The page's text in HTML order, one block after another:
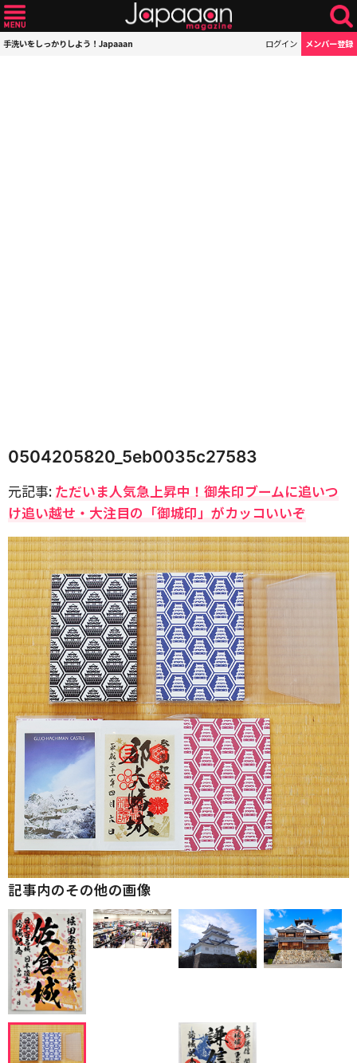
手洗いをしっかりしよう！Japaaan ログイン メンバー登録
0504205820_5eb0035c27583
元記事: ただいま人気急上昇中！御朱印ブームに追いつ
け追い越せ・大注目の「御城印」がカッコいいぞ
記事内のその他の画像